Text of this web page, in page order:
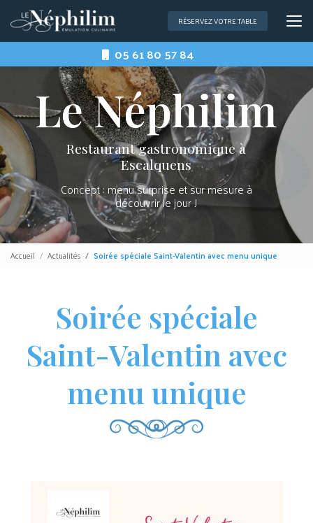
contenu
principal 05 61 80 57 84
RÉSERVEZ VOTRE TABLE
Restaurant gastronomique à
Escalquens
Concept : menu surprise et sur mesure à
découvrir le jour J
Accueil Actualités Soirée spéciale Saint-Valentin avec menu unique
Soirée spéciale
Saint-Valentin avec
menu unique